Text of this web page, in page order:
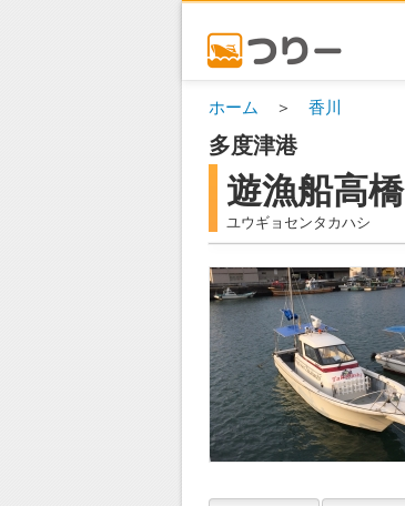
ホーム ＞ 香川
多度津港
遊漁船高橋
ユウギョセンタカハシ